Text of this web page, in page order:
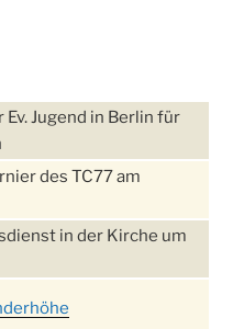
Jugend in Berlin für
des TC77 am
in der Kirche um